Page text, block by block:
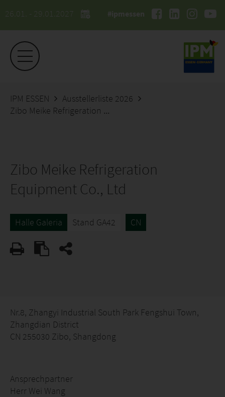
26.01. - 29.01.2027 #ipmessen
IPM ESSEN
Ausstellerliste 2026
Zibo Meike Refrigeration Equipment Co., Ltd
Zibo Meike Refrigeration
Equipment Co., Ltd
Halle Galeria Stand GA42 CN
Nr.8, Zhangyi Industrial South Park Fengshui Town,
Zhangdian District
CN 255030 Zibo, Shangdong
Ansprechpartner
Herr Wei Wang